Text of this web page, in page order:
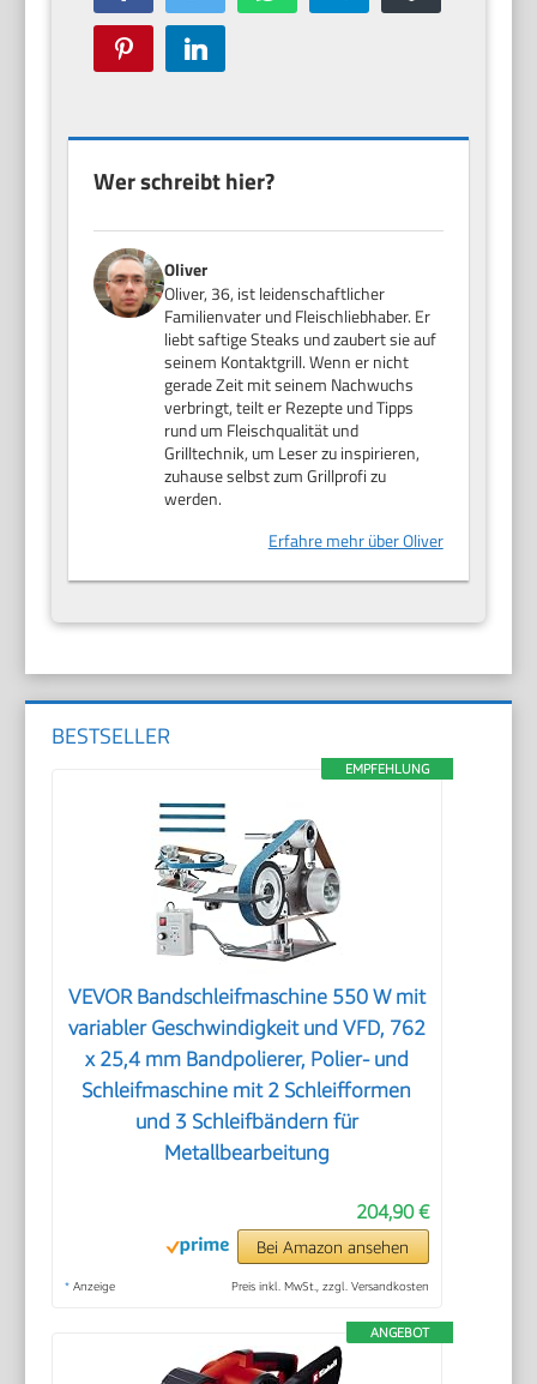
Pinterest LinkedIn
Wer schreibt hier?
Oliver
Oliver, 36, ist leidenschaftlicher
Familienvater und Fleischliebhaber. Er
liebt saftige Steaks und zaubert sie auf
seinem Kontaktgrill. Wenn er nicht
gerade Zeit mit seinem Nachwuchs
verbringt, teilt er Rezepte und Tipps
rund um Fleischqualität und
Grilltechnik, um Leser zu inspirieren,
zuhause selbst zum Grillprofi zu
werden.
Erfahre mehr über Oliver
BESTSELLER
EMPFEHLUNG
VEVOR Bandschleifmaschine 550 W mit
variabler Geschwindigkeit und VFD, 762
x 25,4 mm Bandpolierer, Polier- und
Schleifmaschine mit 2 Schleifformen
und 3 Schleifbändern für
Metallbearbeitung
204,90 €
Bei Amazon ansehen
* Anzeige Preis inkl. MwSt., zzgl. Versandkosten
ANGEBOT